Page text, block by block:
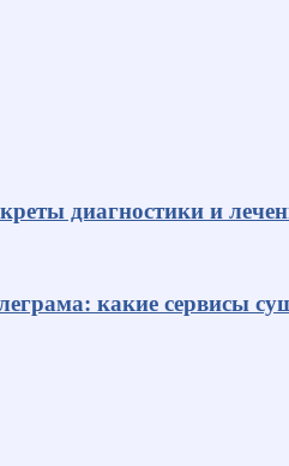
диагностики и
какие сервисы